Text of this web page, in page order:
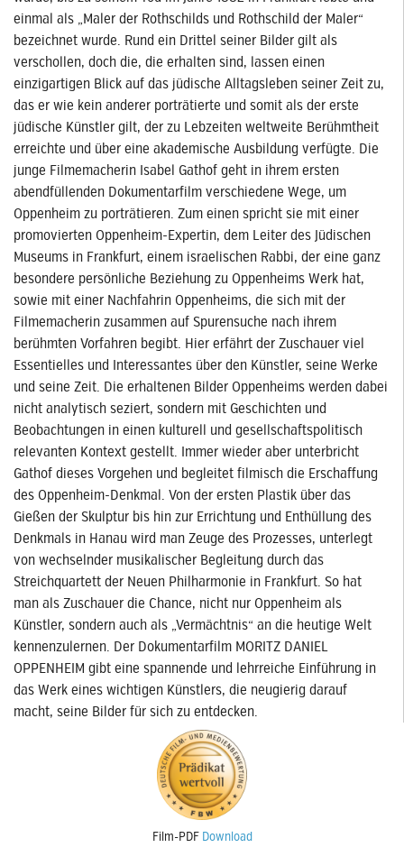
einmal als „Maler der Rothschilds und Rothschild der Maler“
bezeichnet wurde. Rund ein Drittel seiner Bilder gilt als
verschollen, doch die, die erhalten sind, lassen einen
einzigartigen Blick auf das jüdische Alltagsleben seiner Zeit zu,
das er wie kein anderer porträtierte und somit als der erste
jüdische Künstler gilt, der zu Lebzeiten weltweite Berühmtheit
erreichte und über eine akademische Ausbildung verfügte. Die
junge Filmemacherin Isabel Gathof geht in ihrem ersten
abendfüllenden Dokumentarfilm verschiedene Wege, um
Oppenheim zu porträtieren. Zum einen spricht sie mit einer
promovierten Oppenheim-Expertin, dem Leiter des Jüdischen
Museums in Frankfurt, einem israelischen Rabbi, der eine ganz
besondere persönliche Beziehung zu Oppenheims Werk hat,
sowie mit einer Nachfahrin Oppenheims, die sich mit der
Filmemacherin zusammen auf Spurensuche nach ihrem
berühmten Vorfahren begibt. Hier erfährt der Zuschauer viel
Essentielles und Interessantes über den Künstler, seine Werke
und seine Zeit. Die erhaltenen Bilder Oppenheims werden dabei
nicht analytisch seziert, sondern mit Geschichten und
Beobachtungen in einen kulturell und gesellschaftspolitisch
relevanten Kontext gestellt. Immer wieder aber unterbricht
Gathof dieses Vorgehen und begleitet filmisch die Erschaffung
des Oppenheim-Denkmal. Von der ersten Plastik über das
Gießen der Skulptur bis hin zur Errichtung und Enthüllung des
Denkmals in Hanau wird man Zeuge des Prozesses, unterlegt
von wechselnder musikalischer Begleitung durch das
Streichquartett der Neuen Philharmonie in Frankfurt. So hat
man als Zuschauer die Chance, nicht nur Oppenheim als
Künstler, sondern auch als „Vermächtnis“ an die heutige Welt
kennenzulernen. Der Dokumentarfilm MORITZ DANIEL
OPPENHEIM gibt eine spannende und lehrreiche Einführung in
das Werk eines wichtigen Künstlers, die neugierig darauf
macht, seine Bilder für sich zu entdecken.
Film-PDF Download